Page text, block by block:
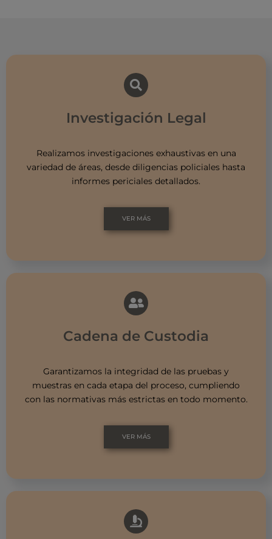
Investigación Legal
Realizamos investigaciones exhaustivas en una
variedad de áreas, desde diligencias policiales hasta
informes periciales detallados.
VER MÁS
Cadena de Custodia
Garantizamos la integridad de las pruebas y
muestras en cada etapa del proceso, cumpliendo
con las normativas más estrictas en todo momento.
VER MÁS